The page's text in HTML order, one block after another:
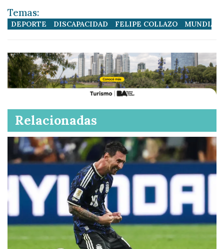
Temas:
DEPORTE DISCAPACIDAD FELIPE COLLAZO MUNDIAL
Relacionadas